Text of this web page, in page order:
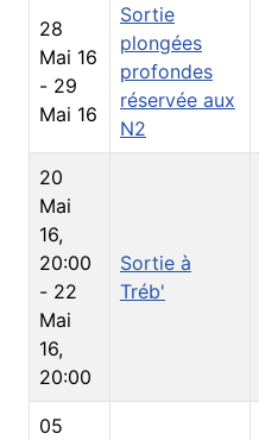
28
Mai 16
- 29
Mai 16
Sortie
plongées
profondes
réservée aux
N2
20
Mai
16,
20:00
- 22
Mai
16,
20:00
Sortie à
Tréb'
05